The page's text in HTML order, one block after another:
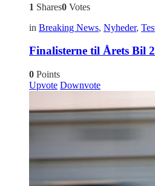
1 Shares0 Votes
in Breaking News, Nyheder,
Finalisterne til Årets Bil
0 Points
Upvote Downvote